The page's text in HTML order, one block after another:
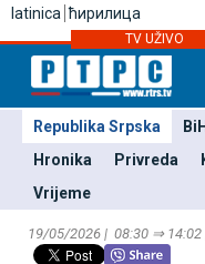
latinica ћирилица
TV UŽIVO
Republika Srpska BiH
Hronika
Privreda
Vrijeme
19/05/2026 | 08:30 ⇒ 14:02